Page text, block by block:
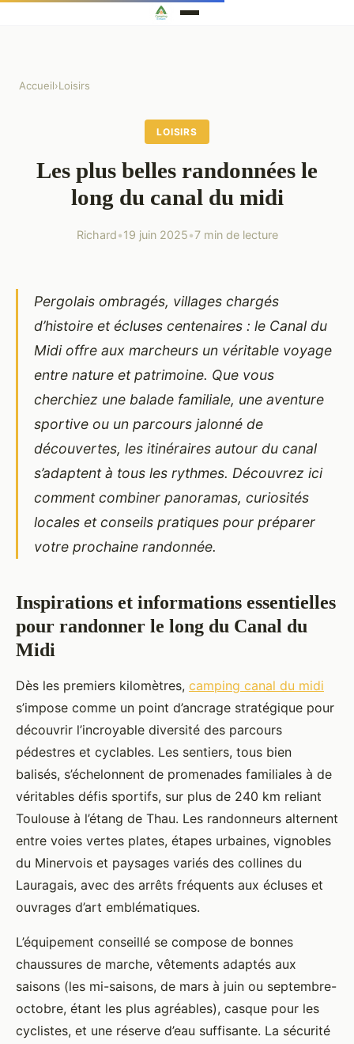
Accueil›Loisirs
LOISIRS
Les plus belles randonnées le
long du canal du midi
Richard•19 juin 2025•7 min de lecture
Pergolais ombragés, villages chargés
d’histoire et écluses centenaires : le Canal du
Midi offre aux marcheurs un véritable voyage
entre nature et patrimoine. Que vous
cherchiez une balade familiale, une aventure
sportive ou un parcours jalonné de
découvertes, les itinéraires autour du canal
s’adaptent à tous les rythmes. Découvrez ici
comment combiner panoramas, curiosités
locales et conseils pratiques pour préparer
votre prochaine randonnée.
Inspirations et informations essentielles
pour randonner le long du Canal du
Midi
Dès les premiers kilomètres, camping canal du midi
s’impose comme un point d’ancrage stratégique pour
découvrir l’incroyable diversité des parcours
pédestres et cyclables. Les sentiers, tous bien
balisés, s’échelonnent de promenades familiales à de
véritables défis sportifs, sur plus de 240 km reliant
Toulouse à l’étang de Thau. Les randonneurs alternent
entre voies vertes plates, étapes urbaines, vignobles
du Minervois et paysages variés des collines du
Lauragais, avec des arrêts fréquents aux écluses et
ouvrages d’art emblématiques.
L’équipement conseillé se compose de bonnes
chaussures de marche, vêtements adaptés aux
saisons (les mi-saisons, de mars à juin ou septembre-
octobre, étant les plus agréables), casque pour les
cyclistes, et une réserve d’eau suffisante. La sécurité